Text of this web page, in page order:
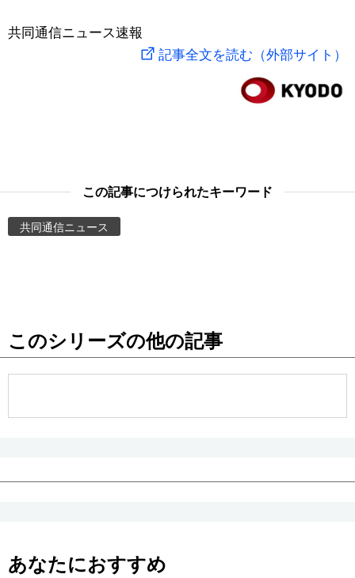
社会
旅と暮らし
東京
暮らし
共同通信ニュース速報
記事全文を読む（外部サイト）
この記事につけられたキーワード
共同通信ニュース
このシリーズの他の記事
あなたにおすすめ